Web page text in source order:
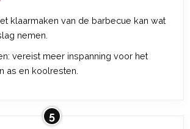
klaarmaken van de barbecue kan wat
nemen.
vereist meer inspanning voor het
as en koolresten.
5